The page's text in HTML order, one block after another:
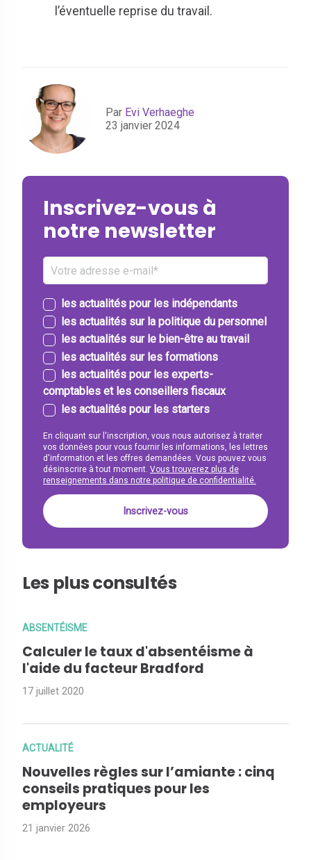
l’éventuelle reprise du travail.
Par Evi Verhaeghe
23 janvier 2024
Inscrivez-vous à
notre newsletter
les actualités pour les indépendants
les actualités sur la politique du personnel
les actualités sur le bien-être au travail
les actualités sur les formations
les actualités pour les experts-
comptables et les conseillers fiscaux
les actualités pour les starters
En cliquant sur l'inscription, vous nous autorisez à traiter
vos données pour vous fournir les informations, les lettres
d'information et les offres demandées. Vous pouvez vous
désinscrire à tout moment. Vous trouverez plus de
renseignements dans notre politique de confidentialité.
Les plus consultés
ABSENTÉISME
Calculer le taux d'absentéisme à
l'aide du facteur Bradford
17 juillet 2020
ACTUALITÉ
Nouvelles règles sur l’amiante : cinq
conseils pratiques pour les
employeurs
21 janvier 2026